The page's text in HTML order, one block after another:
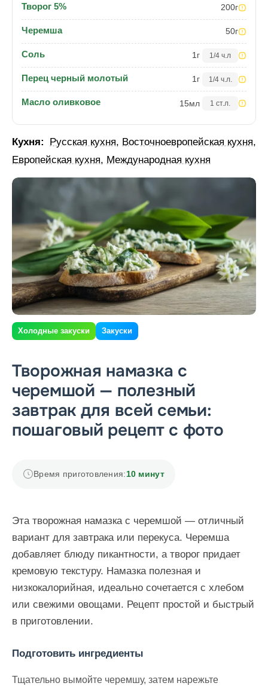
Творог 5% 200г
Черемша 50г
Соль 1г 1/4 ч.л
Перец черный молотый 1г 1/4 ч.л.
Масло оливковое 15мл 1 ст.л.
Кухня: Русская кухня, Восточноевропейская кухня,
Европейская кухня, Международная кухня
Холодные закуски Закуски
Творожная намазка с
черемшой — полезный
завтрак для всей семьи:
пошаговый рецепт с фото
Время приготовления:10 минут
Эта творожная намазка с черемшой — отличный
вариант для завтрака или перекуса. Черемша
добавляет блюду пикантности, а творог придает
кремовую текстуру. Намазка полезная и
низкокалорийная, идеально сочетается с хлебом
или свежими овощами. Рецепт простой и быстрый
в приготовлении.
Подготовить ингредиенты
Тщательно вымойте черемшу, затем нарежьте